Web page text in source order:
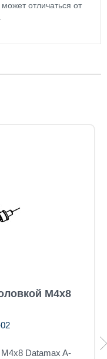
отличаться от
М4х8
М4х8 Datamax A-